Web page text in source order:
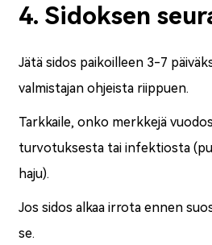
4. Sidoksen
Jätä sidos paikoilleen 3-7
valmistajan ohjeista riippuen.
Tarkkaile, onko merkkejä
turvotuksesta tai infektiosta
haju).
Jos sidos alkaa irrota ennen
se.